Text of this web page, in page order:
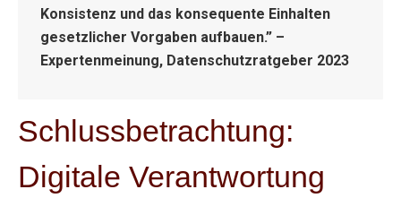
Konsistenz und das konsequente Einhalten
gesetzlicher Vorgaben aufbauen.” –
Expertenmeinung, Datenschutzratgeber 2023
Schlussbetrachtung:
Digitale Verantwortung